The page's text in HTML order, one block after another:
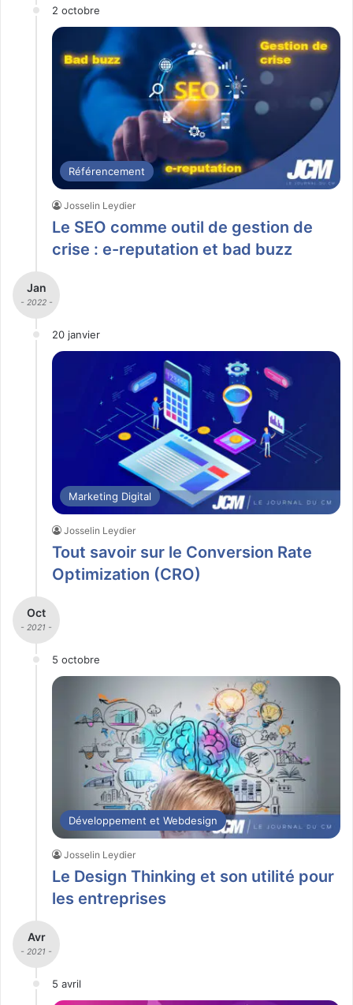
2 octobre
Référencement
Josselin Leydier
Le SEO comme outil de gestion de
crise : e-reputation et bad buzz
Jan
- 2022 -
20 janvier
Marketing Digital
Josselin Leydier
Tout savoir sur le Conversion Rate
Optimization (CRO)
Oct
- 2021 -
5 octobre
Développement et Webdesign
Josselin Leydier
Le Design Thinking et son utilité pour
les entreprises
Avr
- 2021 -
5 avril